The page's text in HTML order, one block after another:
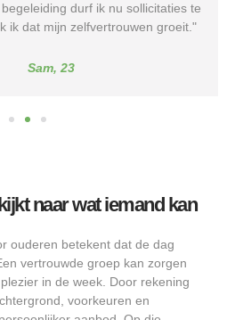
durf ik nu sollicitaties te
mijn zelfvertrouwen groeit."
Sam, 23
naar wat iemand kan
ouderen betekent dat de dag
vertrouwde groep kan zorgen
in de week. Door rekening
voorkeuren en